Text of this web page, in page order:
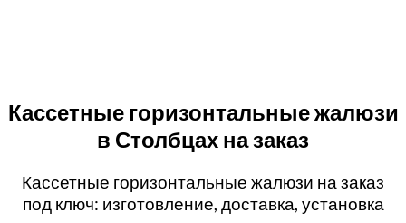
Кассетные горизонтальные жалюзи
в Столбцах на заказ
Кассетные горизонтальные жалюзи на заказ
под ключ: изготовление, доставка, установка